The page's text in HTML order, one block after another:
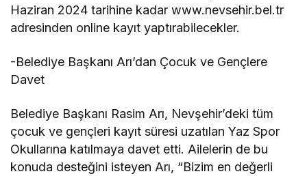
Haziran 2024 tarihine kadar www.nevsehir.bel.tr
adresinden online kayıt yaptırabilecekler.
-Belediye Başkanı Arı’dan Çocuk ve Gençlere
Davet
Belediye Başkanı Rasim Arı, Nevşehir’deki tüm
çocuk ve gençleri kayıt süresi uzatılan Yaz Spor
Okullarına katılmaya davet etti. Ailelerin de bu
konuda desteğini isteyen Arı, “Bizim en değerli